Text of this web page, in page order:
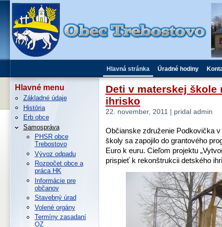
Hlavná stránka Úradné hodiny
Deti v materskej škole
ihrisko
22. november, 2011 | pridal admin
Občianske združenie Podkovička
školy sa zapojilo do grantového
Euro k euru. Cieľom projektu
prispieť k rekonštrukcii detského
Hlavné menu
Základné údaje
História
Erb obce
Samospráva
PHSR obce
Trebostovo
Vývoz odpadu
Rozpočet obce a
práca HK
Informácie pre
občanov
Stavebný úrad
Volené orgány
Termíny zasadaní
OZ